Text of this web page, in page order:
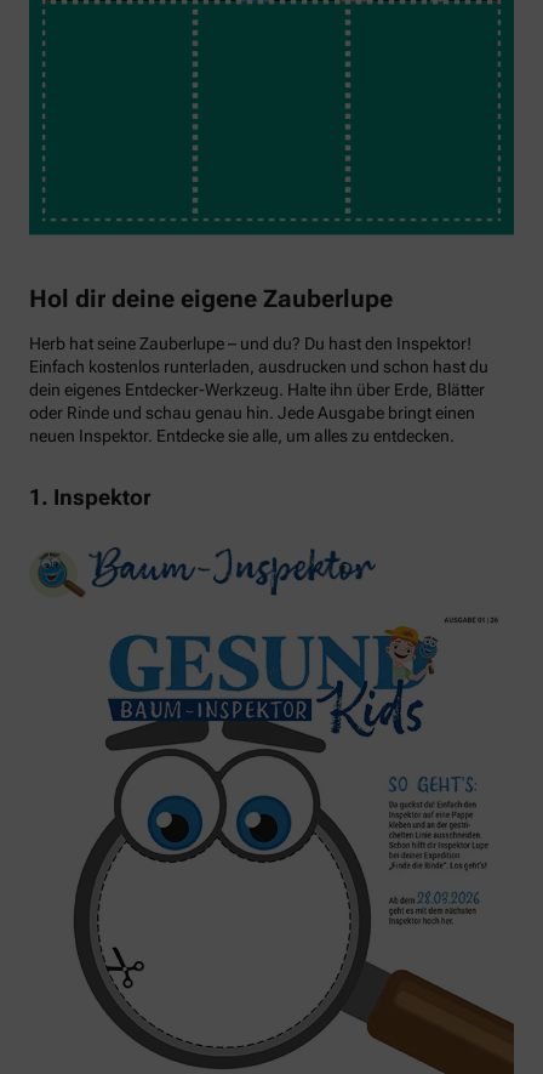
Hol dir deine eigene Zauberlupe
Herb hat seine Zauberlupe – und du? Du hast den Inspektor!
Einfach kostenlos runterladen, ausdrucken und schon hast du
dein eigenes Entdecker-Werkzeug. Halte ihn über Erde, Blätter
oder Rinde und schau genau hin. Jede Ausgabe bringt einen
neuen Inspektor. Entdecke sie alle, um alles zu entdecken.
1. Inspektor